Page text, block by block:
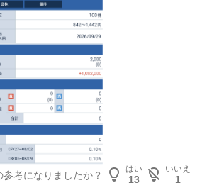
参考になりましたか？
はい
13
いいえ
1